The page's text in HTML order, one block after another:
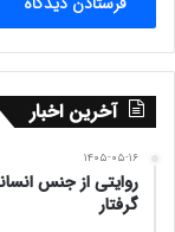
آخرین اخبار
۱۴۰۵-۰۵-۱۶
روایتی از جنس
گرفتار